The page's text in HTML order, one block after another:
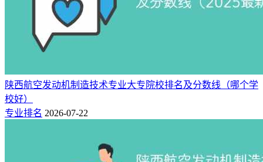
张家界航空工业职业技
航空发动机制造 高职(专
402
陕西航空发动机制造技术专业大专院校排名及分数线（哪个学
校好）
专业排名 2026-07-22